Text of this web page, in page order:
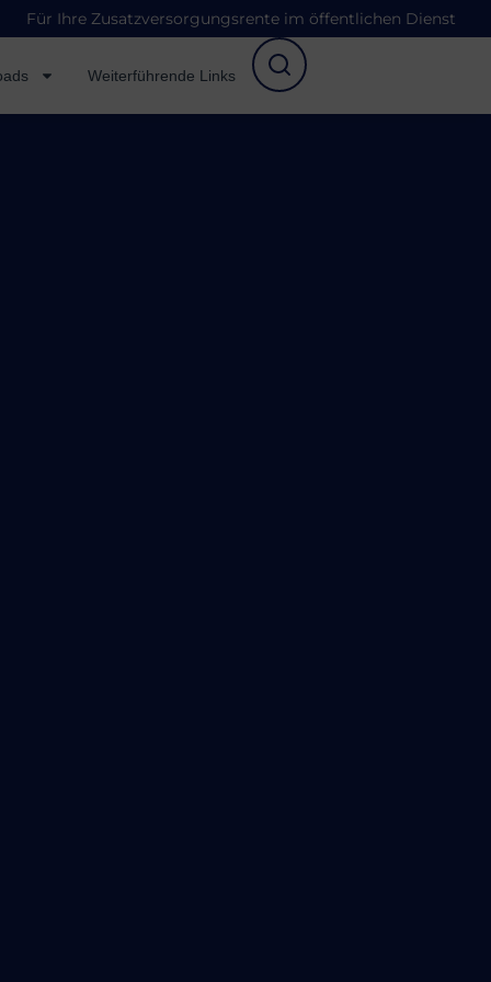
Für Ihre Zusatzversorgungsrente im öffentlichen Dienst
Weiterführende Links